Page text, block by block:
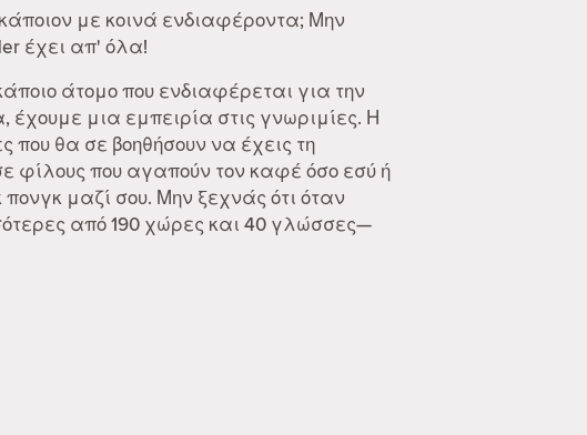
με κοινά ενδιαφέροντα; Μην
έχει απ' όλα!
άτομο που ενδιαφέρεται για την
μια εμπειρία στις γνωριμίες. Η
που θα σε βοηθήσουν να έχεις τη
φίλους που αγαπούν τον καφέ όσο εσύ ή
μαζί σου. Μην ξεχνάς ότι όταν
από 190 χώρες και 40 γλώσσες—